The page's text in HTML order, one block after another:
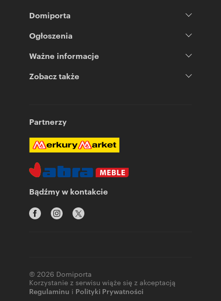
Domiporta
Ogłoszenia
Ważne informacje
Zobacz także
Partnerzy
Bądźmy w kontakcie
© 2026 Domiporta
Korzystanie z serwisu wiąże się z akceptacją
Regulaminu i Polityki Prywatności